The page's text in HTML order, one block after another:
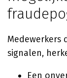
signalen,
Een